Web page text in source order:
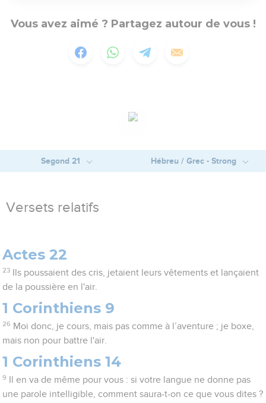
Vous avez aimé ? Partagez autour de vous !
Segond 21 Hébreu / Grec - Strong
Versets relatifs
Actes 22
23
Ils poussaient des cris, jetaient leurs vêtements et lançaient
de la poussière en l'air.
1 Corinthiens 9
26 Moi donc, je cours, mais pas comme à l’aventure ; je boxe,
mais non pour battre l'air.
1 Corinthiens 14
9
Il en va de même pour vous : si votre langue ne donne pas
une parole intelligible, comment saura-t-on ce que vous dites ?